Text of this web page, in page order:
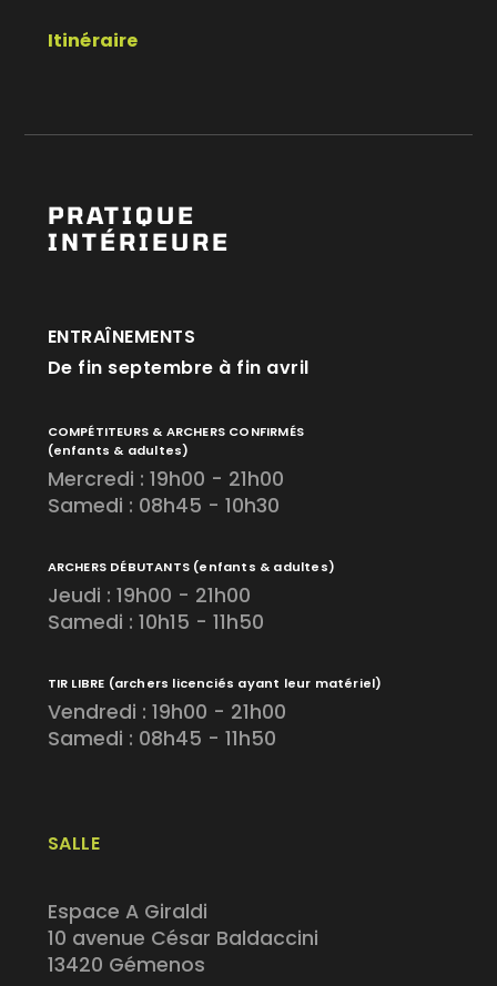
Itinéraire
PRATIQUE
INTÉRIEURE
SALLE
Espace A Giraldi
10 avenue César Baldaccini
13420 Gémenos
ENTRAÎNEMENTS
De fin septembre à fin avril
COMPÉTITEURS & ARCHERS CONFIRMÉS
(enfants & adultes)
Mercredi : 19h00 - 21h00
Samedi : 08h45 - 10h30
ARCHERS DÉBUTANTS (enfants & adultes)
Jeudi : 19h00 - 21h00
Samedi : 10h15 - 11h50
TIR LIBRE (archers licenciés ayant leur matériel)
Vendredi : 19h00 - 21h00
Samedi : 08h45 - 11h50